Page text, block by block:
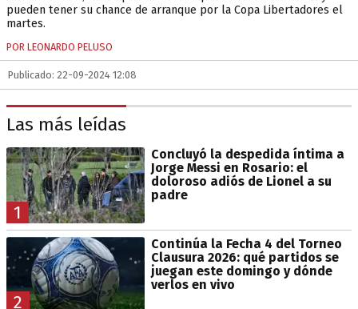
pueden tener su chance de arranque por la Copa Libertadores el
martes.
POR LEONARDO PELUSO
Publicado: 22-09-2024 12:08
Las más leídas
1
Concluyó la despedida íntima a
Jorge Messi en Rosario: el
doloroso adiós de Lionel a su
padre
2
Continúa la Fecha 4 del Torneo
Clausura 2026: qué partidos se
juegan este domingo y dónde
verlos en vivo